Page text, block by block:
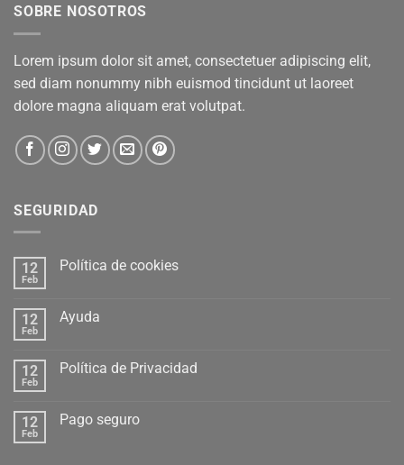
29,00 €.
SOBRE NOSOTROS
Lorem ipsum dolor sit amet, consectetuer adipiscing elit,
sed diam nonummy nibh euismod tincidunt ut laoreet
dolore magna aliquam erat volutpat.
SEGURIDAD
12
Feb
Política de cookies
12
Feb
Ayuda
12
Feb
Política de Privacidad
12
Feb
Pago seguro